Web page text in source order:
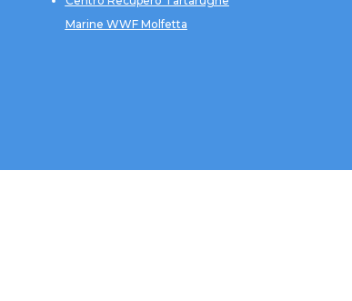
Marine WWF Molfetta